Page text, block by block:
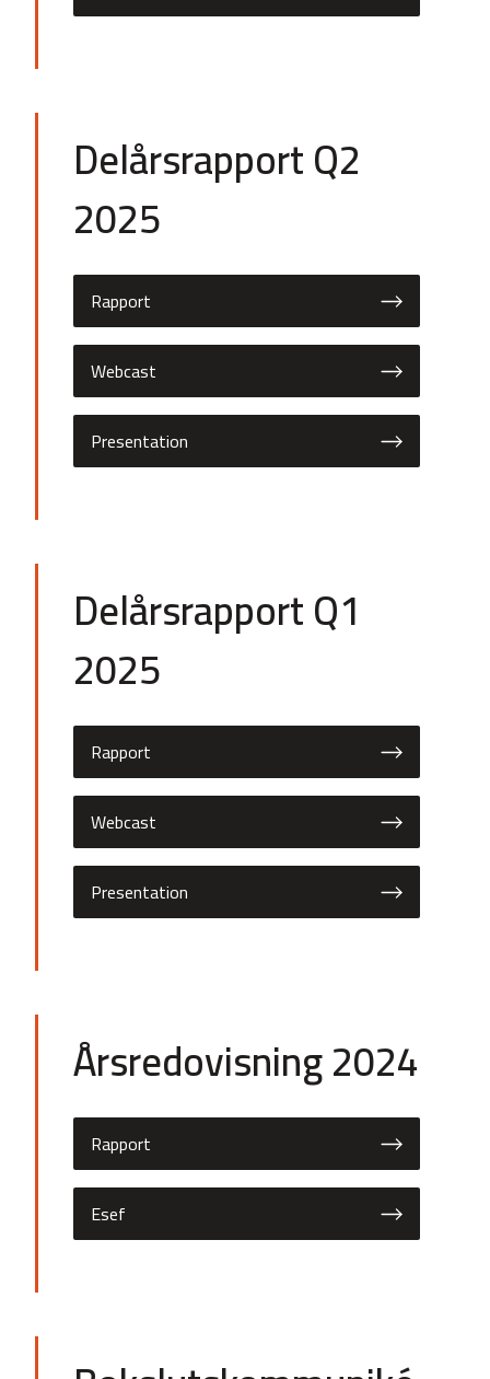
Delårsrapport Q2
2025
Rapport
Webcast
Presentation
Delårsrapport Q1
2025
Rapport
Webcast
Presentation
Årsredovisning 2024
Rapport
Esef